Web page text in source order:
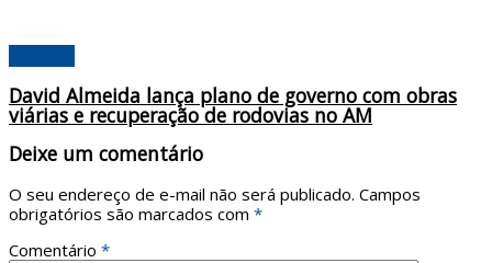
David Almeida lança plano de governo com obras
viárias e recuperação de rodovias no AM
Deixe um comentário
O seu endereço de e-mail não será publicado. Campos
obrigatórios são marcados com *
Comentário *